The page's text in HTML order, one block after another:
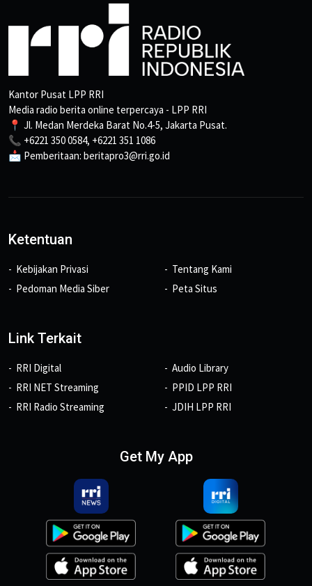
Kantor Pusat LPP RRI
Media radio berita online terpercaya - LPP RRI
📍 Jl. Medan Merdeka Barat No.4-5, Jakarta Pusat.
📞 +6221 350 0584, +6221 351 1086
📩 Pemberitaan: beritapro3@rri.go.id
Ketentuan
Kebijakan Privasi
Pedoman Media Siber
Tentang Kami
Peta Situs
Link Terkait
RRI Digital
RRI NET Streaming
RRI Radio Streaming
Audio Library
PPID LPP RRI
JDIH LPP RRI
Get My App